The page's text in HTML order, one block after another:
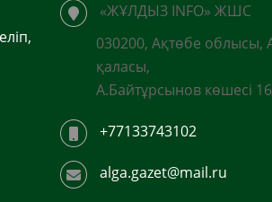
«ЖҰЛДЫЗ INFO» ЖШС
030200, Ақтөбе облысы,
қаласы,
А.Байтұрсынов көшесі 16
+77133743102
alga.gazet@mail.ru